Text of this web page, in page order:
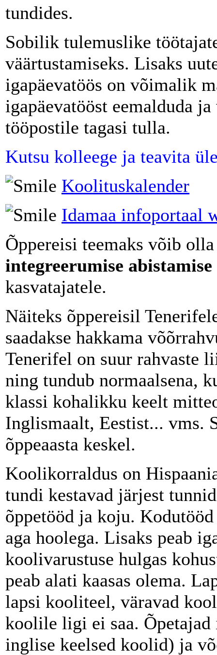
tundides.
Sobilik tulemuslike
väärtustamiseks. Lisaks
igapäevatöös on võimalik
igapäevatööst eemalduda
tööpostile tagasi tulla.
Kutsu kolleege ja teavita
Koolituskalender
Idamaa infoportaal
Õppereisi teemaks võib
integreerumise
kasvatajatele.
Näiteks õppereisil
saadakse hakkama
Tenerifel on suur rahvaste
ning tundub normaalsena,
klassi kohalikku keelt
Inglismaalt, Eestist... vms.
õppeaasta keskel.
Koolikorraldus on
tundi kestavad järjest
õppetööd ja koju.
aga hoolega. Lisaks peab
koolivarustuse hulgas
peab alati kaasas olema.
lapsi kooliteel, väravad
koolile ligi ei saa.
inglise keelsed koolid) ja